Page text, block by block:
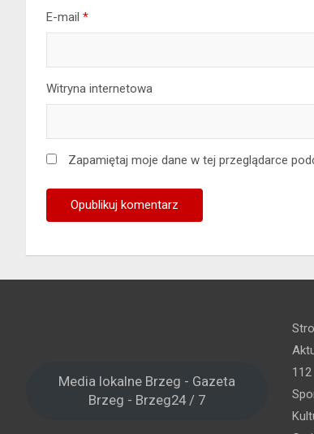
E-mail *
Witryna internetowa
Zapamiętaj moje dane w tej przeglądarce
Media lokalne Brzeg - Gazeta
Brzeg - Brzeg24 / 7
112